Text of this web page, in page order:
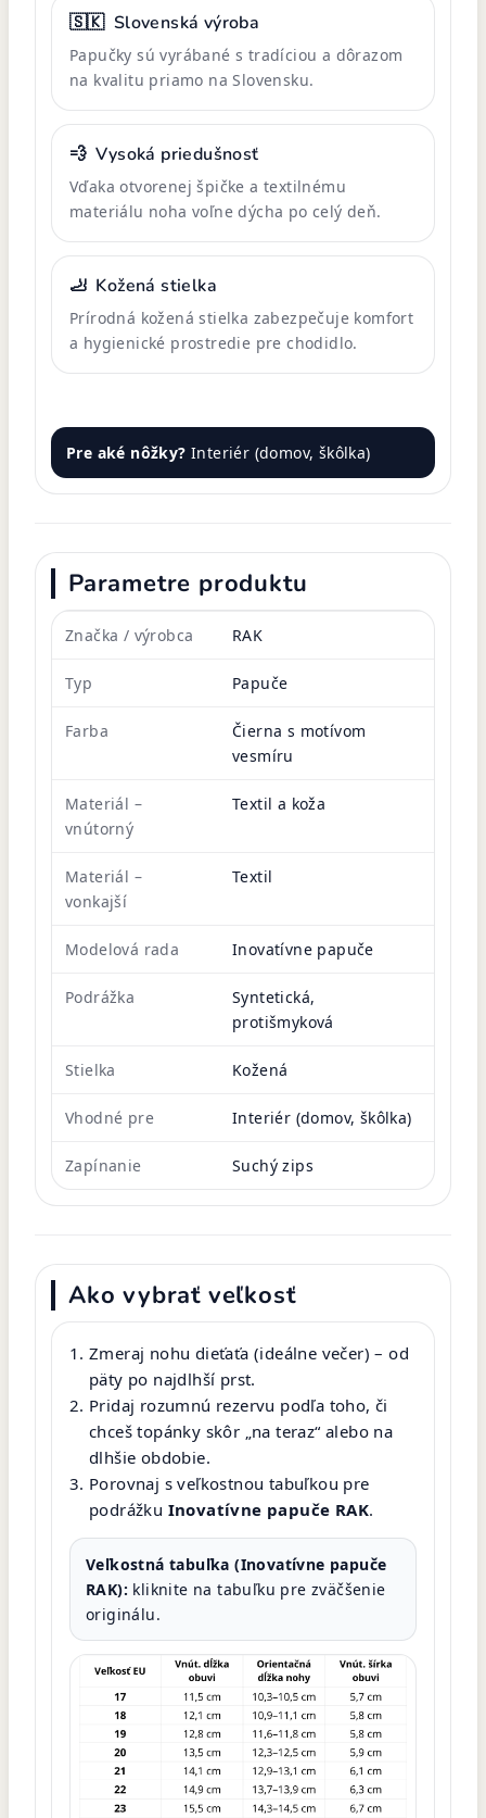
🇸🇰 Slovenská výroba
Papučky sú vyrábané s tradíciou a dôrazom
na kvalitu priamo na Slovensku.
💨 Vysoká priedušnosť
Vďaka otvorenej špičke a textilnému
materiálu noha voľne dýcha po celý deň.
🦶 Kožená stielka
Prírodná kožená stielka zabezpečuje komfort
a hygienické prostredie pre chodidlo.
Pre aké nôžky? Interiér (domov, škôlka)
Parametre produktu
Značka / výrobca RAK
Typ Papuče
Farba
Čierna s motívom
vesmíru
Materiál –
vnútorný
Textil a koža
Materiál –
vonkajší
Textil
Modelová rada Inovatívne papuče
Podrážka
Syntetická,
protišmyková
Stielka Kožená
Vhodné pre Interiér (domov, škôlka)
Zapínanie Suchý zips
Ako vybrať veľkosť
Zmeraj nohu dieťaťa (ideálne večer) – od
päty po najdlhší prst.
Pridaj rozumnú rezervu podľa toho, či
chceš topánky skôr „na teraz“ alebo na
dlhšie obdobie.
Porovnaj s veľkostnou tabuľkou pre
podrážku Inovatívne papuče RAK.
Veľkostná tabuľka (Inovatívne papuče
RAK): kliknite na tabuľku pre zväčšenie
originálu.